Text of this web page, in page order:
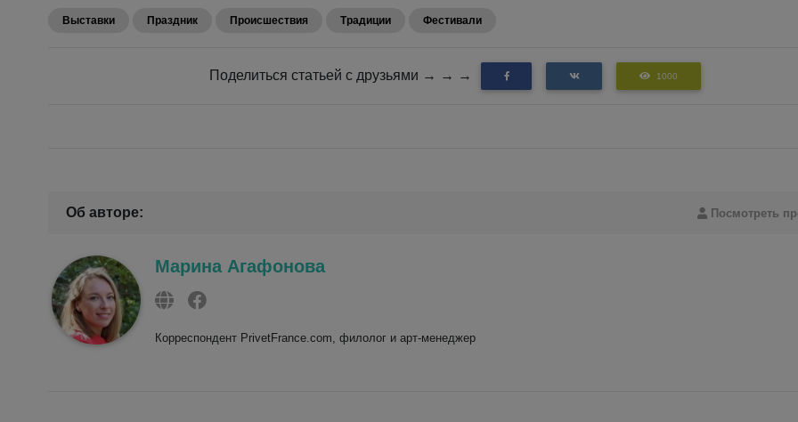
Выставки Праздник Происшествия Традиции Фестивали
Поделиться статьей с друзьями → → → 1000
Об авторе: Посмотреть
Марина Агафонова
Корреспондент PrivetFrance.com, филолог и арт-менеджер